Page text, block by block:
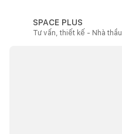
SPACE PLUS
Tư vấn, thiết kế - Nhà thầu